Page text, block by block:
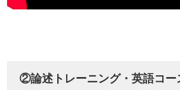
②論述トレーニング・英語コー